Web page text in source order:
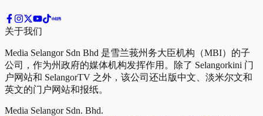
关于我们
Media Selangor Sdn Bhd 是雪兰莪州务大臣机构（MBI）的子
公司，作为州政府的媒体机构发挥作用。除了 Selangorkini 门
户网站和 SelangorTV 之外，该公司还出版中文、淡米尔文和
英文的门户网站和报纸。
Media Selangor Sdn. Bhd.